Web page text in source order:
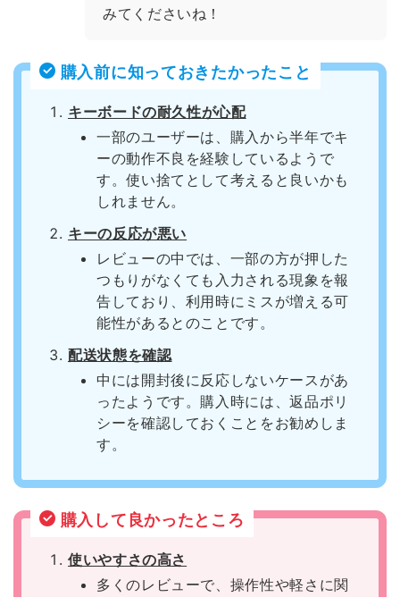
みてくださいね！
購入前に知っておきたかったこと
キーボードの耐久性が心配
一部のユーザーは、購入から半年でキ
ーの動作不良を経験しているようで
す。使い捨てとして考えると良いかも
しれません。
キーの反応が悪い
レビューの中では、一部の方が押した
つもりがなくても入力される現象を報
告しており、利用時にミスが増える可
能性があるとのことです。
配送状態を確認
中には開封後に反応しないケースがあ
ったようです。購入時には、返品ポリ
シーを確認しておくことをお勧めしま
す。
購入して良かったところ
使いやすさの高さ
多くのレビューで、操作性や軽さに関